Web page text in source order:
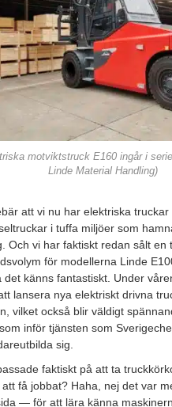
motviktstruck E160 ingår i
Linde Material Handling)
att vi nu har elektriska truckar
i tuffa miljöer som
Och vi har faktiskt redan sålt en
för modellerna Linde
det känns fantastiskt. Under
lansera nya elektriskt drivna
vilket också blir väldigt
inför tjänsten som
sig.
faktiskt på att ta
få jobbat? Haha, nej det var
— för att lära känna